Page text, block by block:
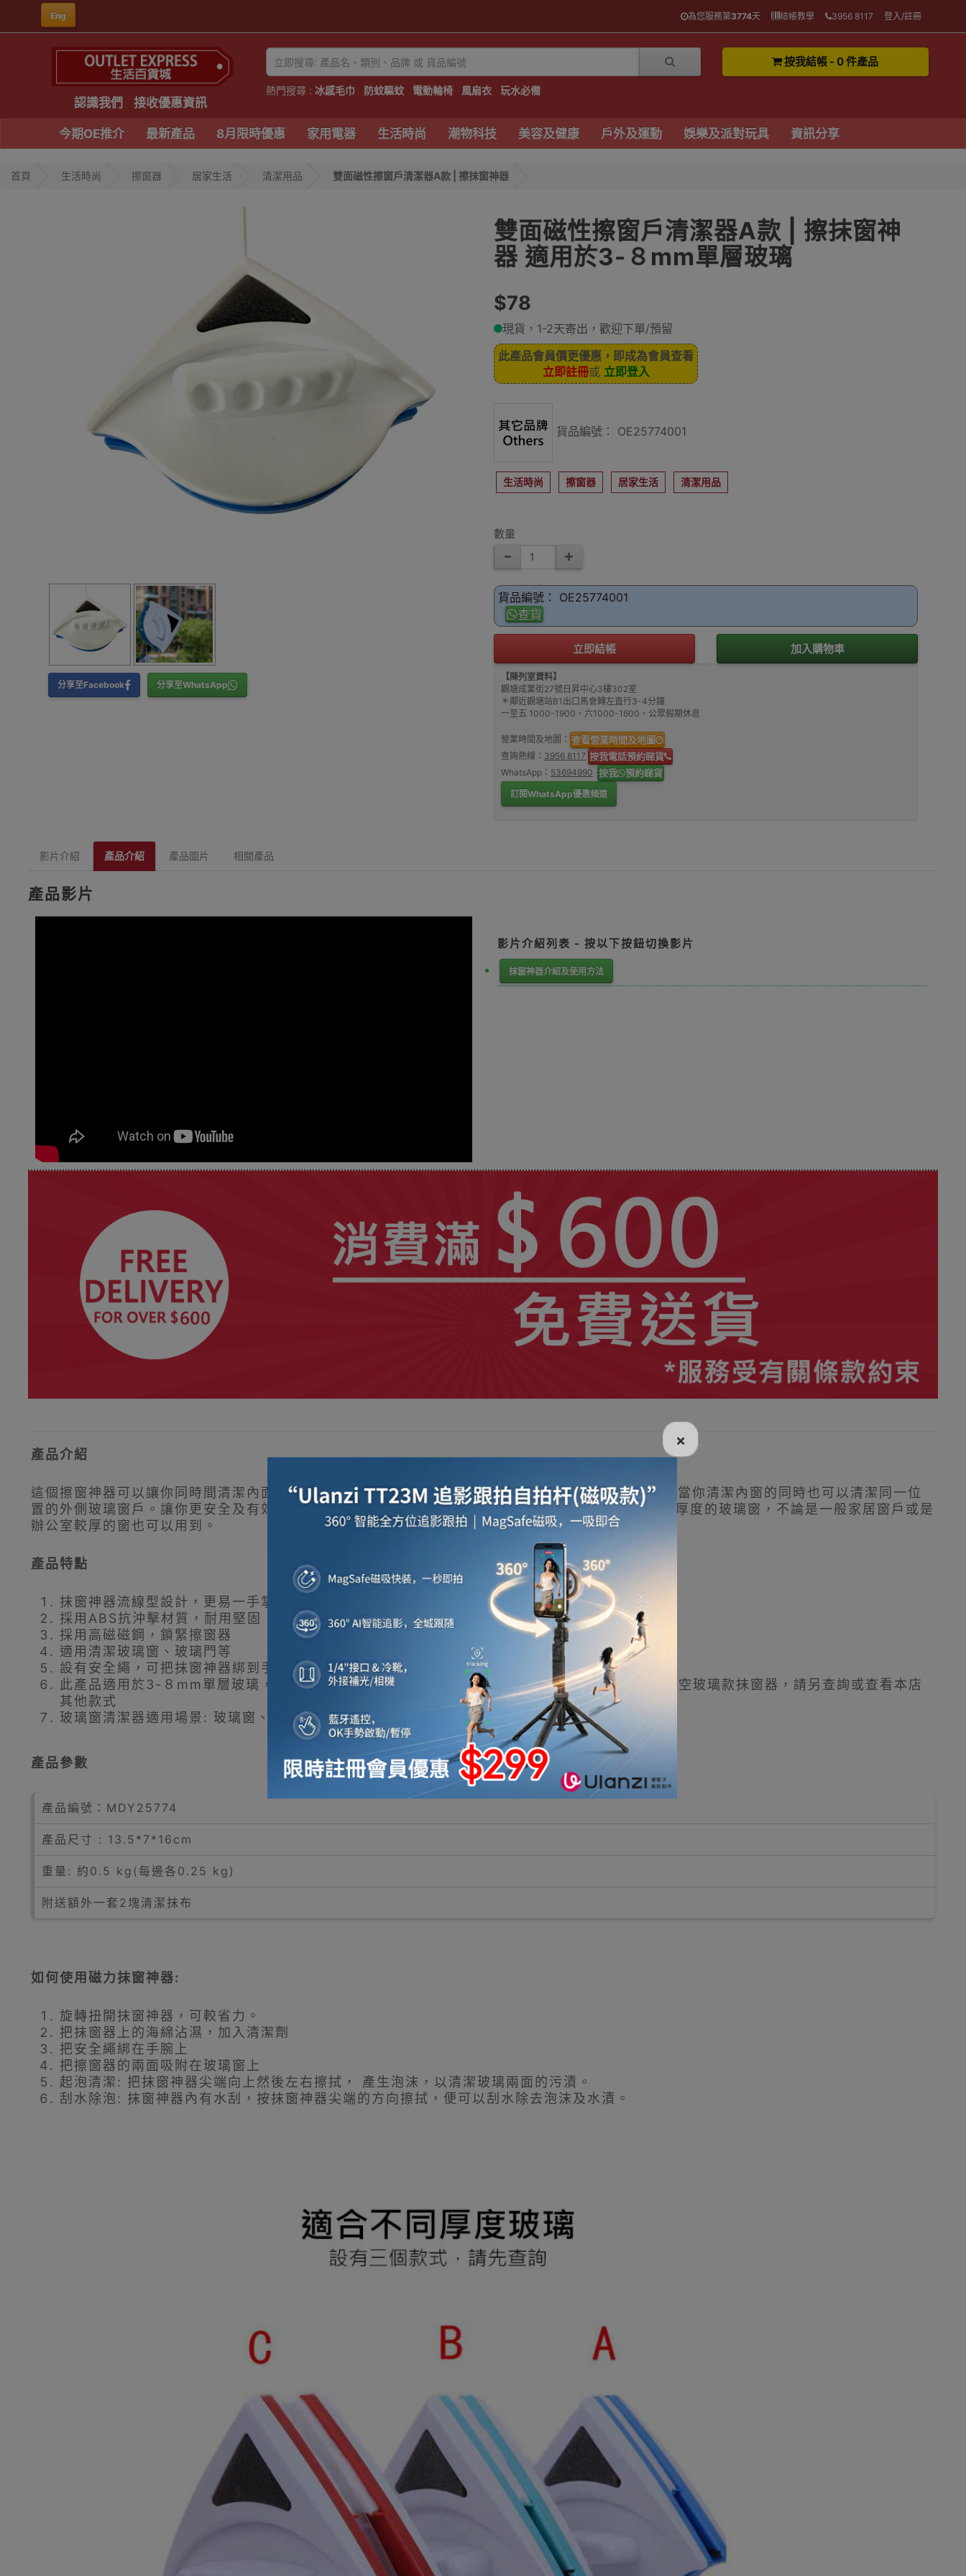
Eng 為您服務第3774天 結帳教學 3956 8117 登入/註冊
認識我們 接收優惠資訊
熱門搜尋 : 冰感毛巾 防蚊驅蚊 電動輪椅 風扇衣 玩水必備
按我結帳 - 0 件產品
今期OE推介 最新產品 8月限時優惠 家用電器 生活時尚 潮物科技 美容及健康 戶外及運動 娛樂及派對玩具 資訊分享
首頁 生活時尚 擦窗器 居家生活 清潔用品 雙面磁性擦窗戶清潔器A款 | 擦抹窗神器
分享至Facebook 分享至WhatsApp
雙面磁性擦窗戶清潔器A款 | 擦抹窗神
器 適用於3-８mm單層玻璃
$78
現貨，1-2天寄出，歡迎下單/預留
此產品會員價更優惠，即成為會員查看
立即註冊或 立即登入
貨品編號： OE25774001
生活時尚 擦窗器 居家生活 清潔用品
數量
貨品編號： OE25774001
查貨
立即結帳 加入購物車
【陳列室資料】
觀塘成業街27號日昇中心3樓302室
＊鄰近觀塘站B1出口馬會轉左直行3-4分鐘
一至五 1000-1900、六1000-1600、公眾假期休息
營業時間及地圖： 查看營業時間及地圖
查詢熱線： 3956 8117 按我電話預約睇貨
WhatsApp： 53694990 按我 預約睇貨
訂閱WhatsApp優惠頻道
影片介紹 產品介紹 產品圖片 相關產品
產品影片
影片介紹列表 - 按以下按鈕切換影片
抹窗神器介紹及使用方法
產品介紹
這個擦窗神器可以讓你同時間清潔內面及外面玻璃窗，兩邊的玻璃窗清潔器透過磁力穩固地吸實，因此當你清潔內窗的同時也可以清潔同一位
置的外側玻璃窗戶。讓你更安全及有效地清潔窗戶。這款玻璃窗清潔工具設有A,B,C 3款，對應於不同厚度的玻璃窗，不論是一般家居窗戶或是
辦公室較厚的窗也可以用到。
產品特點
抹窗神器流線型設計，更易一手掌握
採用ABS抗沖擊材質，耐用堅固
採用高磁磁鋼，鎖緊擦窗器
適用清潔玻璃窗、玻璃門等
設有安全繩，可把抹窗神器綁到手中或室內，操作更安心。
此產品適用於3-８mm單層玻璃，另有8-12mm(B款)鋼化玻璃款抹窗器 及15-24mm(C款)
雙層中空玻璃款抹窗器，請另查詢或查看本店
其他款式
玻璃窗清潔器適用場景: 玻璃窗、玻璃門、魚缸。
產品參數
產品編號： MDY25774
產品尺寸 : 13.5*7*16cm
重量: 約0.5 kg(每邊各0.25 kg)
附送額外一套2塊清潔抹布
如何使用磁力抹窗神器:
旋轉扭開抹窗神器，可較省力。
把抹窗器上的海綿沾濕，加入清潔劑
把安全繩綁在手腕上
把擦窗器的兩面吸附在玻璃窗上
起泡清潔: 把抹窗神器尖端向上然後左右擦拭， 產生泡沫，以清潔玻璃兩面的污漬。
刮水除泡: 抹窗神器內有水刮，按抹窗神器尖端的方向擦拭，便可以刮水除去泡沫及水漬。
×